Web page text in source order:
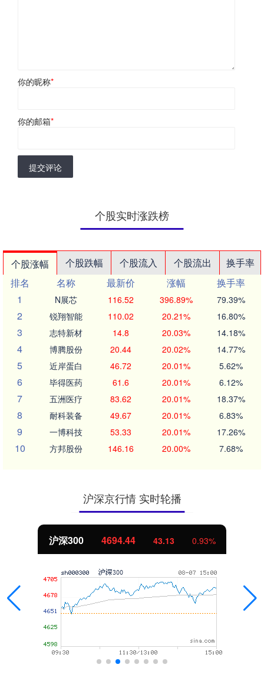
你的昵称*
你的邮箱*
提交评论
个股实时涨跌榜
个股涨幅 个股跌幅 个股流入 个股流出
换手率
排名
名称 最新价 涨幅
换手率
1
N展芯 116.52 396.89% 79.39%
2 锐翔智能 110.02 20.21% 16.80%
3 志特新材 14.8 20.03% 14.18%
4 博腾股份 20.44 20.02% 14.77%
5 近岸蛋白 46.72 20.01% 5.62%
6 毕得医药 61.6 20.01% 6.12%
7 五洲医疗 83.62 20.01% 18.37%
8 耐科装备 49.67 20.01% 6.83%
9 一博科技 53.33 20.01% 17.26%
10 方邦股份 146.16 20.00% 7.68%
沪深京行情 实时轮播
北证50 1134.24 11.37 1.01%